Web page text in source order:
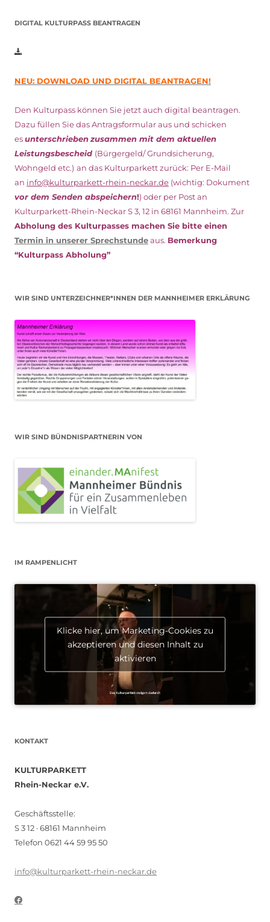
DIGITAL KULTURPASS BEANTRAGEN
NEU: DOWNLOAD UND DIGITAL BEANTRAGEN!
Den Kulturpass können Sie jetzt auch digital beantragen.
Dazu füllen Sie das Antragsformular aus und schicken
esunterschriebenzusammen mit dem aktuellen
Leistungsbescheid (Bürgergeld/ Grundsicherung,
Wohngeld etc.) an das Kulturparkett zurück: Per E-Mail
an info@kulturparkett-rhein-neckar.de (wichtig: Dokument
vor dem Senden abspeichern!) oder per Post an
Kulturparkett-Rhein-Neckar S 3, 12 in 68161 Mannheim. Zur
Abholung des Kulturpasses machen Sie bitte einen
Termin in unserer Sprechstundeaus. Bemerkung
“Kulturpass Abholung”
WIR SIND UNTERZEICHNER*INNEN DER MANNHEIMER ERKLÄRUNG
WIR SIND BÜNDNISPARTNERIN VON
IM RAMPENLICHT
Klicke hier, um Marketing-Cookies zu
akzeptieren und diesen Inhalt zu
aktivieren
KONTAKT
KULTURPARKETT
Rhein-Neckar e.V.
Geschäftsstelle:
S 3 12 · 68161 Mannheim
Telefon 0621 44 59 95 50
info@kulturparkett-rhein-neckar.de